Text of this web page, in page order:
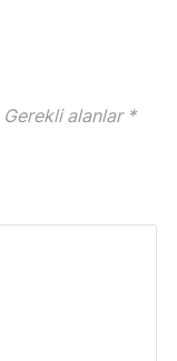
Gerekli alanlar *